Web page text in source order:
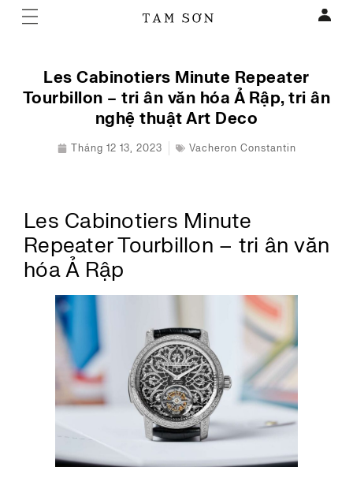
Les Cabinotiers Minute Repeater
Tourbillon – tri ân văn hóa Ả Rập, tri ân
nghệ thuật Art Deco
Tháng 12 13, 2023 Vacheron Constantin
Les Cabinotiers Minute
Repeater Tourbillon – tri ân văn
hóa Ả Rập